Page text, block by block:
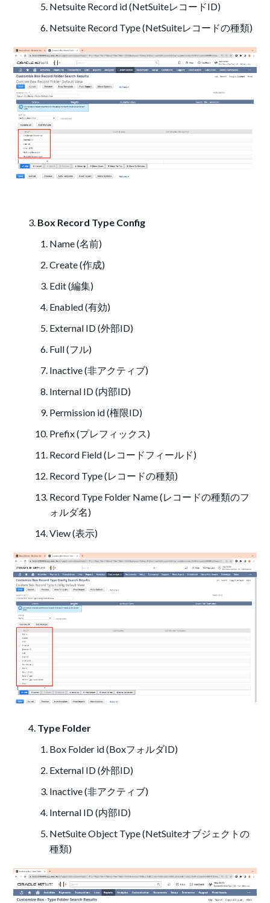
Netsuite Record id (NetSuiteレコードID)
Netsuite Record Type (NetSuiteレコードの種類)
Box Record Type Config
Name (名前)
Create (作成)
Edit (編集)
Enabled (有効)
External ID (外部ID)
Full (フル)
Inactive (非アクティブ)
Internal ID (内部ID)
Permission id (権限ID)
Prefix (プレフィックス)
Record Field (レコードフィールド)
Record Type (レコードの種類)
Record Type Folder Name (レコードの種類のフ
ォルダ名)
View (表示)
Type Folder
Box Folder id (BoxフォルダID)
External ID (外部ID)
Inactive (非アクティブ)
Internal ID (内部ID)
NetSuite Object Type (NetSuiteオブジェクトの
種類)